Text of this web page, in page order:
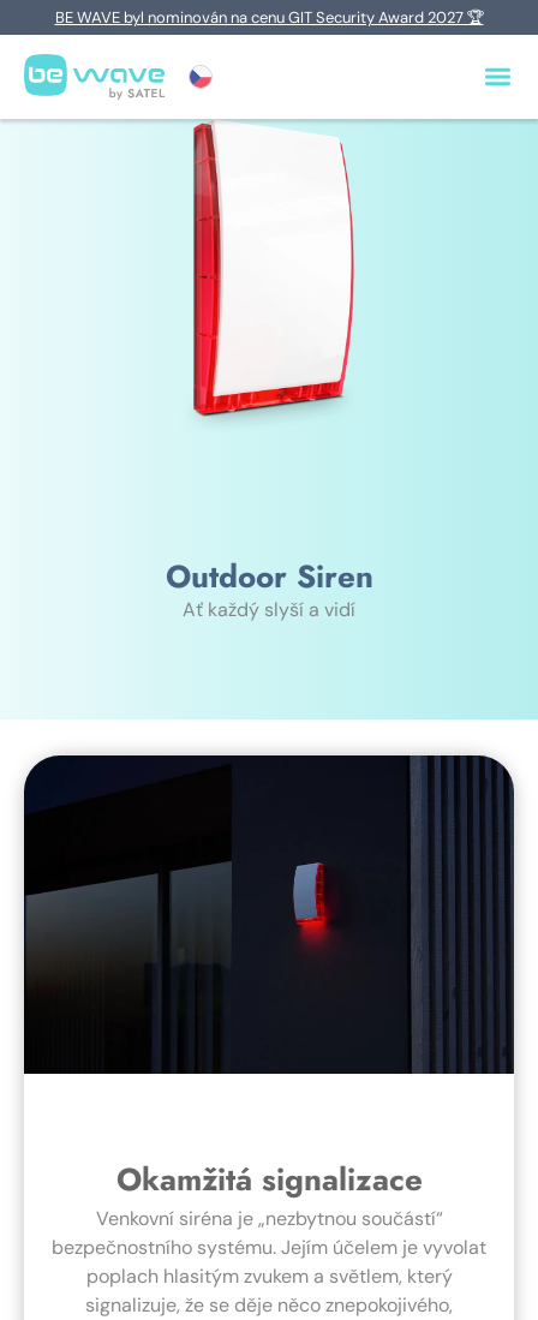
BE WAVE byl nominován na cenu GIT Security Award 2027 🏆
Outdoor Siren
Ať každý slyší a vidí
Okamžitá signalizace
Venkovní siréna je „nezbytnou součástí“
bezpečnostního systému. Jejím účelem je vyvolat
poplach hlasitým zvukem a světlem, který
signalizuje, že se děje něco znepokojivého,